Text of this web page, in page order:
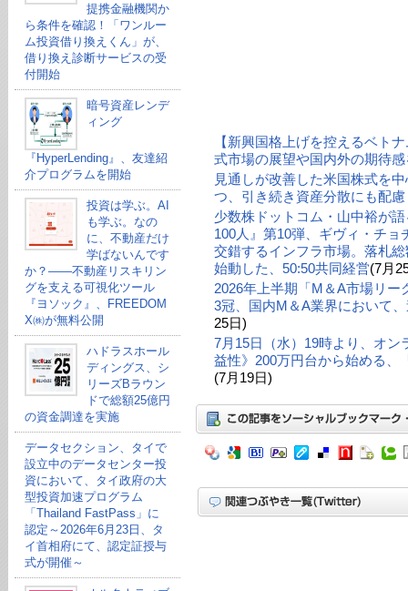
提携金融機関か
ら条件を確認！「ワンルー
ム投資借り換えくん」が、
借り換え診断サービスの受
付開始
暗号資産レンデ
ィング
『HyperLending』、友達紹
介プログラムを開始
投資は学ぶ。AI
も学ぶ。なの
に、不動産だけ
学ばないんです
か？——不動産リスキリン
グを支える可視化ツール
『ヨソック』、FREEDOM
X㈱が無料公開
ハドラスホール
ディングス、シ
リーズBラウン
ドで総額25億円
の資金調達を実施
データセクション、タイで
設立中のデータセンター投
資において、タイ政府の大
型投資加速プログラム
「Thailand FastPass」に
認定～2026年6月23日、タ
イ首相府にて、認定証授与
式が開催～
【新興国格上げを控えるベト
式市場の展望や国内外の期待
見通しが改善した米国株式を
つ、引き続き資産分散にも配
少数株ドットコム・山中裕が
100人』第10弾、ギヴィ・チ
交錯するインフラ市場。落札
始動した、50:50共同経営(7月
2026年上半期「M＆A市場リー
3冠、国内M＆A業界において
25日)
7月15日（水）19時より、オン
益性》200万円台から始める、
(7月19日)